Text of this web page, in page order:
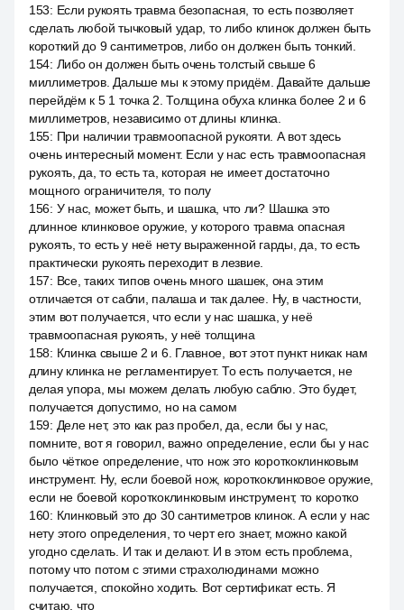
153: Если рукоять травма безопасная, то есть позволяет
сделать любой тычковый удар, то либо клинок должен быть
короткий до 9 сантиметров, либо он должен быть тонкий.
154: Либо он должен быть очень толстый свыше 6
миллиметров. Дальше мы к этому придём. Давайте дальше
перейдём к 5 1 точка 2. Толщина обуха клинка более 2 и 6
миллиметров, независимо от длины клинка.
155: При наличии травмоопасной рукояти. А вот здесь
очень интересный момент. Если у нас есть травмоопасная
рукоять, да, то есть та, которая не имеет достаточно
мощного ограничителя, то полу
156: У нас, может быть, и шашка, что ли? Шашка это
длинное клинковое оружие, у которого травма опасная
рукоять, то есть у неё нету выраженной гарды, да, то есть
практически рукоять переходит в лезвие.
157: Все, таких типов очень много шашек, она этим
отличается от сабли, палаша и так далее. Ну, в частности,
этим вот получается, что если у нас шашка, у неё
травмоопасная рукоять, у неё толщина
158: Клинка свыше 2 и 6. Главное, вот этот пункт никак нам
длину клинка не регламентирует. То есть получается, не
делая упора, мы можем делать любую саблю. Это будет,
получается допустимо, но на самом
159: Деле нет, это как раз пробел, да, если бы у нас,
помните, вот я говорил, важно определение, если бы у нас
было чёткое определение, что нож это короткоклинковым
инструмент. Ну, если боевой нож, короткоклинковое оружие,
если не боевой короткоклинковым инструмент, то коротко
160: Клинковый это до 30 сантиметров клинок. А если у нас
нету этого определения, то черт его знает, можно какой
угодно сделать. И так и делают. И в этом есть проблема,
потому что потом с этими страхолюдинами можно
получается, спокойно ходить. Вот сертификат есть. Я
считаю, что